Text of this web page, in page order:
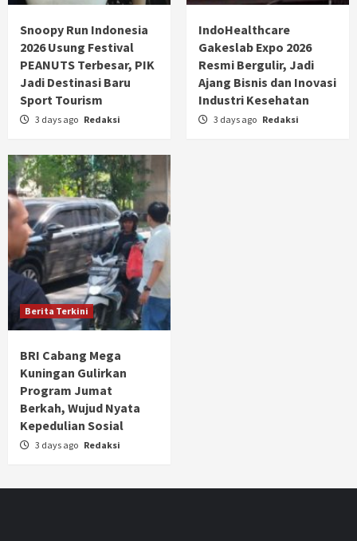
Snoopy Run Indonesia
2026 Usung Festival
PEANUTS Terbesar, PIK
Jadi Destinasi Baru
Sport Tourism
3 days ago Redaksi
IndoHealthcare
Gakeslab Expo 2026
Resmi Bergulir, Jadi
Ajang Bisnis dan Inovasi
Industri Kesehatan
3 days ago Redaksi
Berita Terkini
BRI Cabang Mega
Kuningan Gulirkan
Program Jumat
Berkah, Wujud Nyata
Kepedulian Sosial
3 days ago Redaksi